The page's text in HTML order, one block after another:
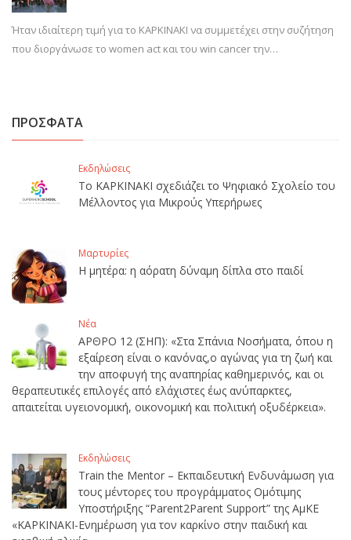
Ήταν ιδιαίτερη τιμή για το ΚΑΡΚΙΝΑΚΙ να συμμετέχει στην συζήτηση
που διοργάνωσε το women act και του win cancer την…
ΠΡΟΣΦΑΤΑ
Εκδηλώσεις
Το ΚΑΡΚΙΝΑΚΙ σχεδιάζει το Ψηφιακό Σχολείο του
Μέλλοντος για Μικρούς Υπερήρωες
Μαρτυρίες
Η μητέρα: η αόρατη δύναμη δίπλα στο παιδί
Νέα
ΑΡΘΡΟ 12 (ΣΗΠ): «Στα Σπάνια Νοσήματα, όπου η
εξαίρεση είναι ο κανόνας,ο αγώνας για τη ζωή και
την αποφυγή της αναπηρίας καθημερινός, και οι
θεραπευτικές επιλογές από ελάχιστες έως ανύπαρκτες,
απαιτείται υγειονομική, οικονομική και πολιτική οξυδέρκεια».
Εκδηλώσεις
Train the Mentor – Εκπαιδευτική Ενδυνάμωση για
τους μέντορες του προγράμματος Ομότιμης
Υποστήριξης “Parent2Parent Support” της ΑμΚΕ
«ΚΑΡΚΙΝΑΚΙ-Ενημέρωση για τον καρκίνο στην παιδική και